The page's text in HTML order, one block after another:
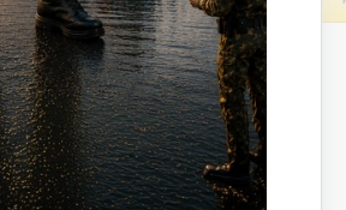
bija noderīga?
atsauksmi